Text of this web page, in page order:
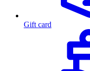
Gift card